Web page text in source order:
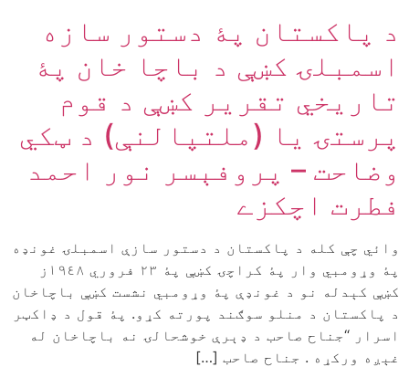
د پاکستان پۀ دستور سازه
اسمبلۍ کښې د باچا خان پۀ
تاريخي تقرير کښې د قوم
پرستۍ يا (ملتپالنې) د ټکي
وضاحت – پروفېسر نور احمد
فطرت اچکزے
وائي چې کله د پاکستان د دستور سازې اسمبلۍ غونډه
پۀ وړومبي وار پۀ کراچۍ کښې پۀ ٢٣ فروري ١٩٤٨ز
کښې کېدله نو د غونډې پۀ وړومبي نشست کښې باچاخان
د پاکستان د منلو سوګند پورته کړو. پۀ قول د ډاکټر
اسرار “جناح صاحب د ډېرې خوشحالۍ نه باچاخان له
غېږه ورکړه . جناح صاحب […]